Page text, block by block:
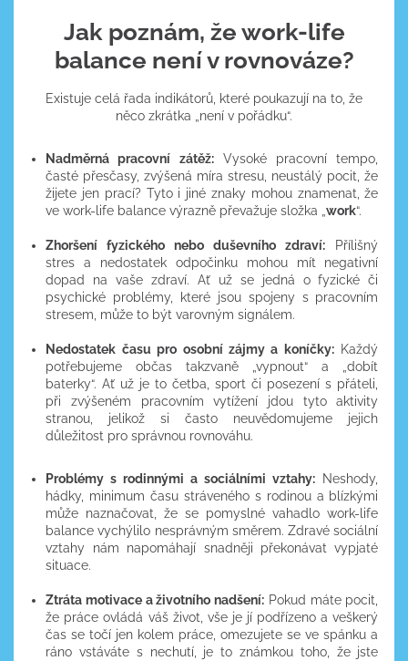
Jak poznám, že work-life
balance není v rovnováze?
Existuje celá řada indikátorů, které poukazují na to, že
něco zkrátka „není v pořádku“.
Nadměrná pracovní zátěž:Vysoké pracovní tempo,
časté přesčasy, zvýšená míra stresu, neustálý pocit, že
žijete jen prací? Tyto i jiné znaky mohou znamenat, že
ve work-life balance výrazně převažuje složka „work“.
Zhoršení fyzického nebo duševního zdraví: Přílišný
stres a nedostatek odpočinku mohou mít negativní
dopad na vaše zdraví. Ať už se jedná o fyzické či
psychické problémy, které jsou spojeny s pracovním
stresem, může to být varovným signálem.
Nedostatek času pro osobní zájmy a koníčky:Každý
potřebujeme občas takzvaně „vypnout“ a „dobít
baterky“. Ať už je to četba, sport či posezení s přáteli,
při zvýšeném pracovním vytížení jdou tyto aktivity
stranou, jelikož si často neuvědomujeme jejich
důležitost pro správnou rovnováhu.
Problémy s rodinnými a sociálními vztahy: Neshody,
hádky, minimum času stráveného s rodinou a blízkými
může naznačovat, že se pomyslné vahadlo work-life
balance vychýlilo nesprávným směrem. Zdravé sociální
vztahy nám napomáhají snadněji překonávat vypjaté
situace.
Ztráta motivace a životního nadšení: Pokud máte pocit,
že práce ovládá váš život, vše je jí podřízeno a veškerý
čas se točí jen kolem práce, omezujete se ve spánku a
ráno vstáváte s nechutí, je to známkou toho, že jste